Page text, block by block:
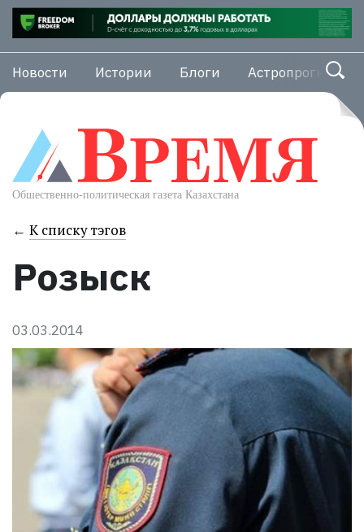
Новости Истории Блоги Астропрогноз
← К списку тэгов
Розыск
03.03.2014